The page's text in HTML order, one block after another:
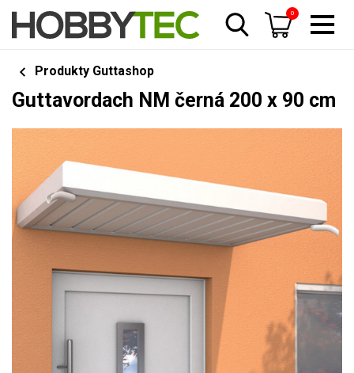
0
Produkty Guttashop
Guttavordach NM černá 200 x 90 cm